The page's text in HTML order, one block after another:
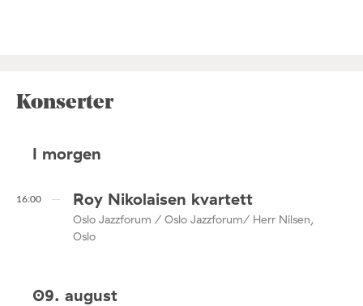
Konserter
I morgen
16:00 Roy Nikolaisen kvartett
Oslo Jazzforum / Oslo Jazzforum/ Herr Nilsen,
Oslo
09. august